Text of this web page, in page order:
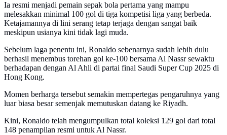
Ia resmi menjadi pemain sepak bola pertama yang mampu
melesakkan minimal 100 gol di tiga kompetisi liga yang berbeda.
Ketajamannya di lini serang tetap terjaga dengan sangat baik
meskipun usianya kini tidak lagi muda.
Sebelum laga penentu ini, Ronaldo sebenarnya sudah lebih dulu
berhasil menembus torehan gol ke-100 bersama Al Nassr sewaktu
berhadapan dengan Al Ahli di partai final Saudi Super Cup 2025 di
Hong Kong.
Momen berharga tersebut semakin mempertegas pengaruhnya yang
luar biasa besar semenjak memutuskan datang ke Riyadh.
Kini, Ronaldo telah mengumpulkan total koleksi 129 gol dari total
148 penampilan resmi untuk Al Nassr.